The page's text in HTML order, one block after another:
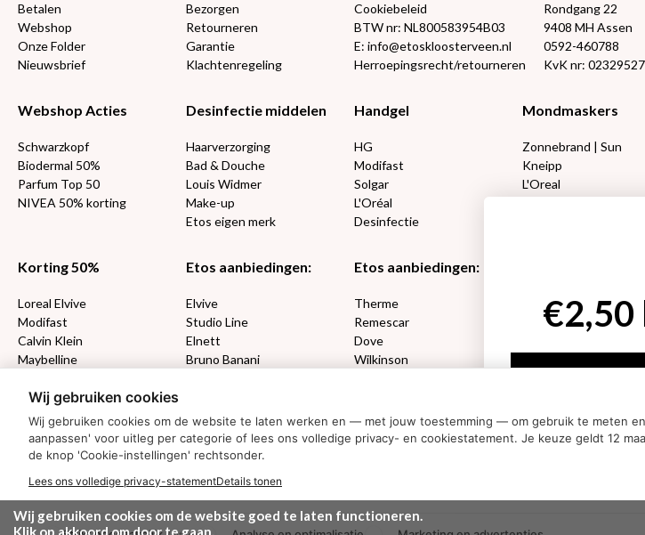
Betalen
Webshop
Onze Folder
Nieuwsbrief
Bezorgen
Retourneren
Garantie
Klachtenregeling
Cookiebeleid
BTW nr: NL800583954B03
E: info@etoskloosterveen.nl
Herroepingsrecht/retourneren
Rondgang 22
9408 MH Assen
0592-460788
KvK nr: 02329527
Webshop Acties
Schwarzkopf
Biodermal 50%
Parfum Top 50
NIVEA 50% korting
Desinfectie middelen
Haarverzorging
Bad & Douche
Louis Widmer
Make-up
Etos eigen merk
Handgel
HG
Modifast
Solgar
L'Oréal
Desinfectie
Mondmaskers
Zonnebrand | Sun
Kneipp
L'Oreal
Korting 50%
Loreal Elvive
Modifast
Calvin Klein
Maybelline
Etos aanbiedingen:
Elvive
Studio Line
Elnett
Bruno Banani
Etos aanbiedingen:
Therme
Remescar
Dove
Wilkinson
Neutrogena
RoC
MONDKAPJES
NIVEA SUN
VISION SUN
Ambre Solaire
Zwitsal SUN
Wij gebruiken cookies om de website goed te laten functioneren.
Klik op akkoord om door te gaan.
Wij gebruiken cookies
Wij gebruiken cookies om de website te laten werken en — met jouw toestemming — om gebruik te meten
aanpassen' voor uitleg per categorie of lees ons volledige privacy- en cookiestatement. Je keuze geldt 12
de knop 'Cookie-instellingen' rechtsonder.
Lees ons volledige privacy-statementDetails tonen
€2,50
Nee